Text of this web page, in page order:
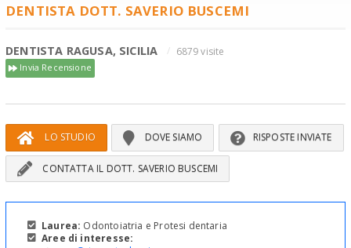
DENTISTA DOTT. SAVERIO BUSCEMI
DENTISTA RAGUSA, SICILIA 6879 visite
Invia Recensione
LO STUDIO DOVE SIAMO RISPOSTE INVIATE
CONTATTA IL DOTT. SAVERIO BUSCEMI
Laurea: Odontoiatria e Protesi dentaria
Aree di interesse: